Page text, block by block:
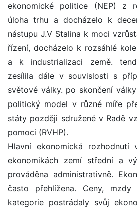
ekonomické politice (NEP) z
úloha trhu a docházelo k
nástupu J.V Stalina k moci
řízení, docházelo k rozsáhlé
a k industrializaci země.
zesílila dále v souvislosti s
světové války. po skončení
politický model v různé míře
státy později sdružené v Radě
pomoci (RVHP).
Hlavní ekonomická rozhodnutí
ekonomikách zemí střední a
prováděna administrativně.
často přehlížena. Ceny,
kategorie postrádaly svůj